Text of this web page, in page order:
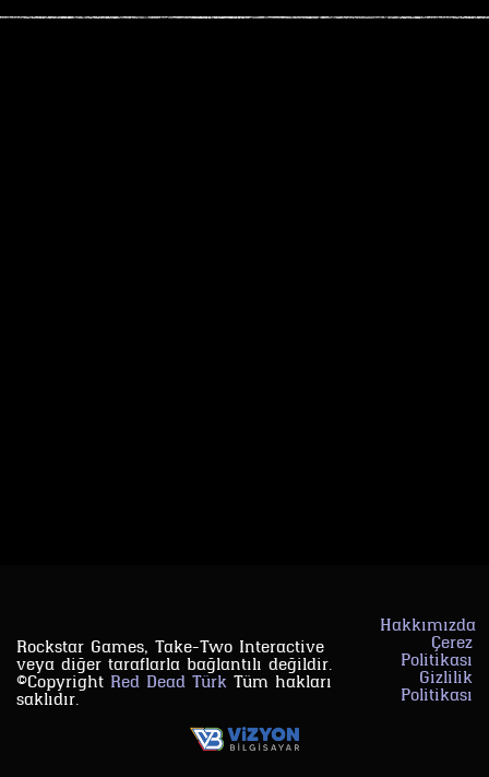
Rockstar Games, Take-Two Interactive
veya diğer taraflarla bağlantılı değildir.
©Copyright Red Dead Türk Tüm hakları
saklıdır.
Hakkımızda
Çerez
Politikası
Gizlilik
Politikası